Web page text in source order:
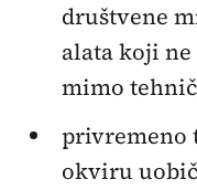
društvene
alata koji
mimo
privremeno
okviru